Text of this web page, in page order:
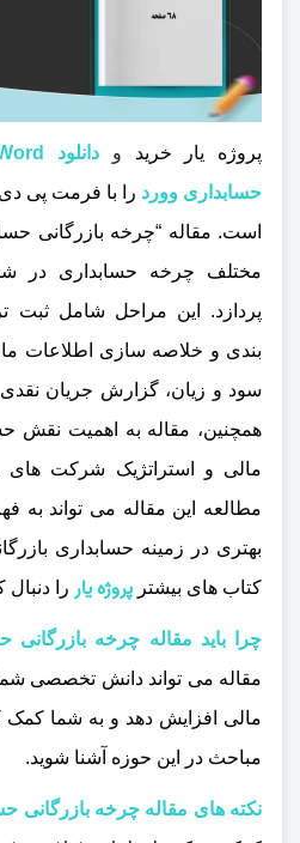
پروژه یار خرید و
حسابداری وورد را با فرمت پی
است. مقاله “چرخه بازرگانی
مختلف چرخه حسابداری در
پردازد. این مراحل شامل ثبت
بندی و خلاصه‌ سازی اطلاعات
سود و زیان، گزارش جریان
همچنین، مقاله به اهمیت نقش
مالی و استراتژیک شرکت‌ های
مطالعه این مقاله می‌ تواند به
بهتری در زمینه حسابداری
کتاب های بیشتر پروژه یار را دنبال
چرا باید مقاله چرخه بازرگانی
مقاله می‌ تواند دانش تخصصی
مالی افزایش دهد و به شما کمک
مباحث در این حوزه آشنا شوید.
نکته های مقاله چرخه بازرگانی